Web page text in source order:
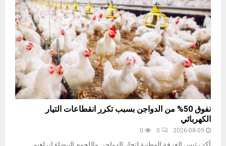
نفوق 50% من الدواجن بسبب تكرر انقطاعات التيار
الكهربائي
2026-08-09
0
0
أكد رئيس الغرفة الوطنية لتجار الدواجن واللحوم البيضاء إبراهيم